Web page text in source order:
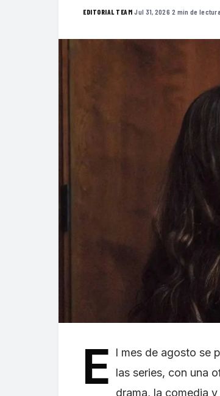
EDITORIAL TEAM·Jul 31, 2026·2 min de lectura
E
l mes de agosto se
las series, con una
drama, la comedia